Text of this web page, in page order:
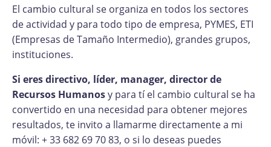
El cambio cultural se organiza en todos los sectores
de actividad y para todo tipo de empresa, PYMES, ETI
(Empresas de Tamaño Intermedio), grandes grupos,
instituciones.
Si eres directivo, líder, manager, director de
Recursos Humanosy para tí el cambio cultural se ha
convertido en una necesidad para obtener mejores
resultados, te invito a llamarme directamente a mi
móvil: + 33 682 69 70 83, o si lo deseas puedes